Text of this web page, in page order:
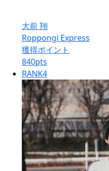
大前 翔
Roppongi Express
獲得ポイント
840pts
RANK4